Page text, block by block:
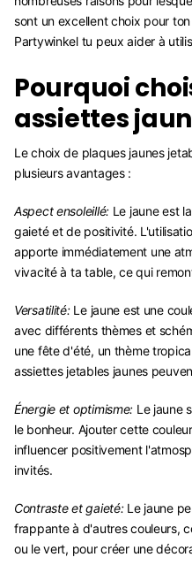
sont un excellent choix pour
Partywinkel tu peux aider à
Pourquoi
assiettes
Le choix de plaques jaunes
plusieurs avantages :
Aspect ensoleillé:Le jaune est
gaieté et de positivité.
apporte immédiatement une
vivacité à ta table, ce qui
Versatilité:Le jaune est une
avec différents thèmes et
une fête d'été, un thème
assiettes jetables jaunes
Énergie et optimisme: Le jaune
le bonheur. Ajouter cette
influencer positivement
invités.
Contraste et gaieté:Le jaune
frappante à d'autres couleurs,
ou le vert, pour créer une